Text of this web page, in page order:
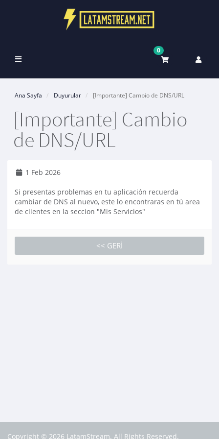
Toggle
0
Ana Sayfa Duyurular [Importante] Cambio de DNS/URL
[Importante] Cambio
de DNS/URL
1 Feb 2026
Si presentas problemas en tu aplicación recuerda
cambiar de DNS al nuevo, este lo encontraras en tú area
de clientes en la seccion "Mis Servicios"
<< GERI
Copyright © 2026 LatamStream. All Rights Reserved.